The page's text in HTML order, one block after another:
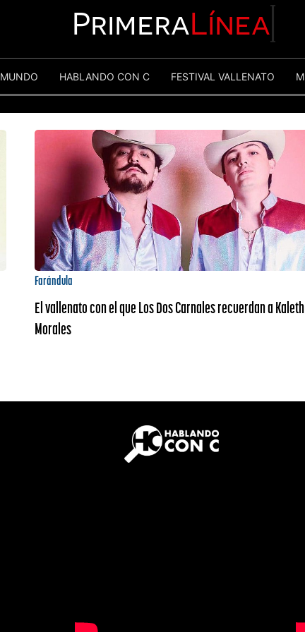
PrimeraLínea
MUNDO HABLANDO CON C FESTIVAL VALLENATO
Farándula
El vallenato con el que Los Dos Carnales recuerdan a Kaleth
Morales